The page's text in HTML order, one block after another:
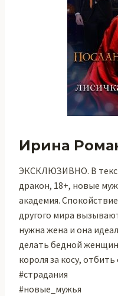
Ирина
ЭКСКЛЮЗИВНО. В
дракон, 18+, новые
академия.
другого мира
нужна жена и она
делать бедной
короля за косу,
#страдания
#новые_мужья